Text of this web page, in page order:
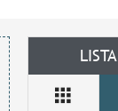
LISTA